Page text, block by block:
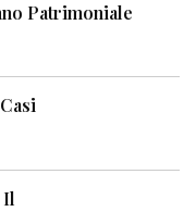
Patrimoniale
Il